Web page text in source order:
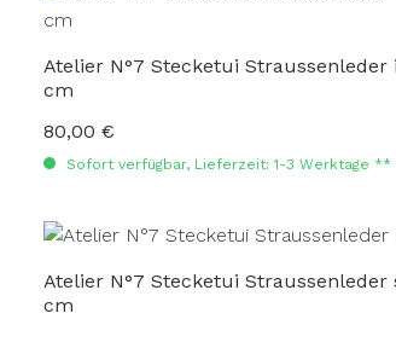
Atelier N°7 Stecketui Straussenleder
cm
Regulärer Preis:
80,00 €
Sofort verfügbar, Lieferzeit: 1-3 Werktage **
Atelier N°7 Stecketui Straussenleder
cm